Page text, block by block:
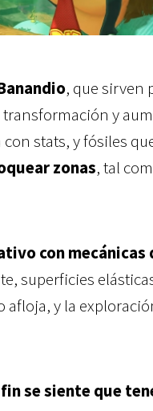
, que sirven
y
stats, y fósiles
zonas, tal
con mecánicas
superficies
afloja, y la
se siente que